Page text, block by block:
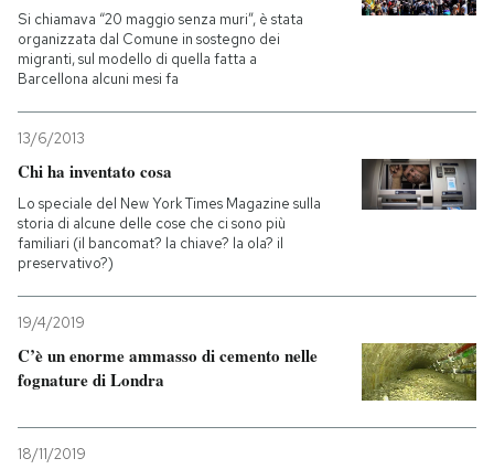
Si chiamava “20 maggio senza muri”, è stata
organizzata dal Comune in sostegno dei
migranti, sul modello di quella fatta a
Barcellona alcuni mesi fa
13/6/2013
Chi ha inventato cosa
Lo speciale del New York Times Magazine sulla
storia di alcune delle cose che ci sono più
familiari (il bancomat? la chiave? la ola? il
preservativo?)
19/4/2019
C’è un enorme ammasso di cemento nelle
fognature di Londra
18/11/2019